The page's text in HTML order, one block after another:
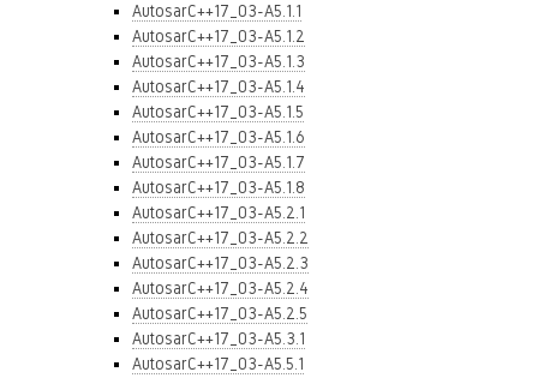
AutosarC++17_03-A5.1.1
AutosarC++17_03-A5.1.2
AutosarC++17_03-A5.1.3
AutosarC++17_03-A5.1.4
AutosarC++17_03-A5.1.5
AutosarC++17_03-A5.1.6
AutosarC++17_03-A5.1.7
AutosarC++17_03-A5.1.8
AutosarC++17_03-A5.2.1
AutosarC++17_03-A5.2.2
AutosarC++17_03-A5.2.3
AutosarC++17_03-A5.2.4
AutosarC++17_03-A5.2.5
AutosarC++17_03-A5.3.1
AutosarC++17_03-A5.5.1